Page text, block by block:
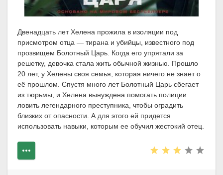
Двенадцать лет Хелена прожила в изоляции под
присмотром отца — тирана и убийцы, известного под
прозвищем Болотный Царь. Когда его упрятали за
решетку, девочка стала жить обычной жизнью. Прошло
20 лет, у Хелены своя семья, которая ничего не знает о
её прошлом. Спустя много лет Болотный Царь сбегает
из тюрьмы, и Хелена вынуждена помогать полиции
ловить легендарного преступника, чтобы оградить
близких от опасности. А для этого ей придется
использовать навыки, которым ее обучил жестокий отец.